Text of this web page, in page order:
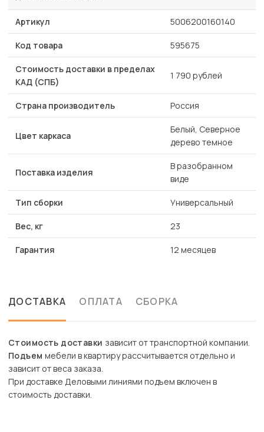
Артикул 5006200160140
Код товара 595675
Стоимость доставки в пределах
КАД (СПБ)
1 790 рублей
Страна производитель Россия
Цвет каркаса
Белый, Северное
дерево темное
Поставка изделия
В разобранном
виде
Тип сборки Универсальный
Вес, кг 23
Гарантия 12 месяцев
ДОСТАВКА ОПЛАТА СБОРКА
Стоимость доставки зависит от транспортной компании.
Подъем мебели в квартиру рассчитывается отдельно и
зависит от веса заказа.
При доставке Деловыми линиями подъем включен в
стоимость доставки.